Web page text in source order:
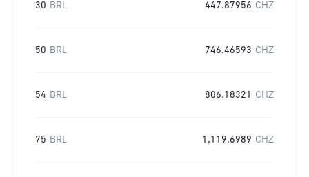
30 BRL 447.87956 CHZ
50 BRL 746.46593 CHZ
54 BRL 806.18321 CHZ
75 BRL 1,119.6989 CHZ